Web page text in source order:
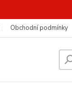
Obchodní podmínky